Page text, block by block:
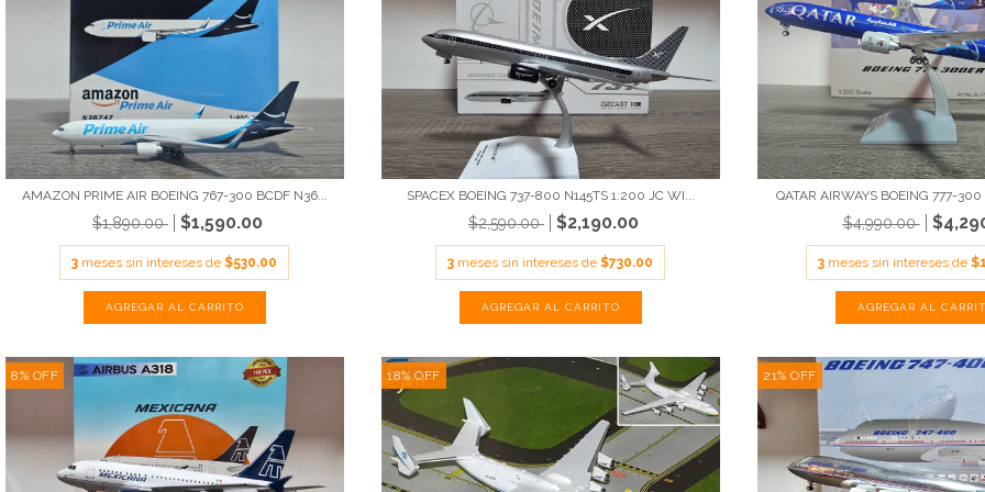
AMAZON PRIME AIR BOEING 767-300 BCDF N36...
$1,890.00 $1,590.00
3 meses sin intereses de$530.00
SPACEX BOEING 737-800 N145TS 1:200 JC WI...
$2,590.00 $2,190.00
3 meses sin intereses de$730.00
QATAR AIRWAYS BOEING 777-
$4,990.00
3 meses sin intereses de
8% OFF 18%OFF 21%OFF